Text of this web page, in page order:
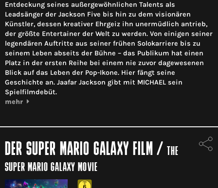
Entdeckung seines außergewöhnlichen Talents als
Leadsänger der Jackson Five bis hin zu dem visionären
Künstler, dessen kreativer Ehrgeiz ihn unermüdlich antrieb,
der größte Entertainer der Welt zu werden. Von einigen seiner
legendären Auftritte aus seiner frühen Solokarriere bis zu
seinem Leben abseits der Bühne – das Publikum hat einen
Platz in der ersten Reihe bei einem nie zuvor dagewesenen
Blick auf das Leben der Pop-Ikone. Hier fängt seine
Geschichte an. Jaafar Jackson gibt mit MICHAEL sein
Spielfilmdebüt.
mehr
DER SUPER MARIO GALAXY FILM /THE
SUPER MARIO GALAXY MOVIE